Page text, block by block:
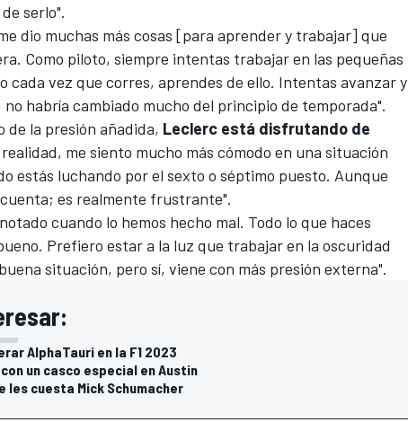
serlo".
dio muchas más cosas [para aprender y trabajar] que
Como piloto, siempre intentas trabajar en las pequeñas
cada vez que corres, aprendes de ello. Intentas avanzar y
habría cambiado mucho del principio de temporada".
de la presión añadida, Leclerc está disfrutando de
realidad, me siento mucho más cómodo en una situación
estás luchando por el sexto o séptimo puesto. Aunque
es realmente frustrante".
cuando lo hemos hecho mal. Todo lo que haces
Prefiero estar a la luz que trabajar en la oscuridad
situación, pero sí, viene con más presión externa".
AlphaTauri en la F1 2023
un casco especial en Austin
les cuesta Mick Schumacher